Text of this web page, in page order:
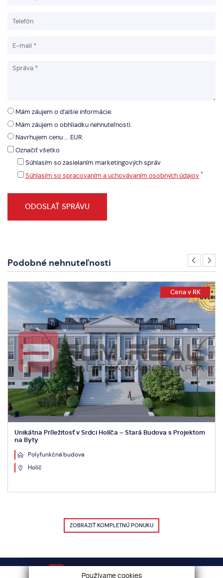
Mám záujem o ďalšie informácie.
Mám záujem o obhliadku nehnuteľnosti.
Navrhujem cenu ... EUR.
Označiť všetko
Súhlasím so zasielaním marketingových správ
Súhlasím so spracovaním a uchovávaním osobných údajov *
Podobné nehnuteľnosti
Cena v RK
Unikátna Príležitosť v Srdci Holíča – Stará Budova s Projektom
na Byty
Polyfunkčná budova
Holíč
ZOBRAZIŤ KOMPLETNÚ PONUKU
Váš sprievodca nehnuteľnosťami!
Používame cookies